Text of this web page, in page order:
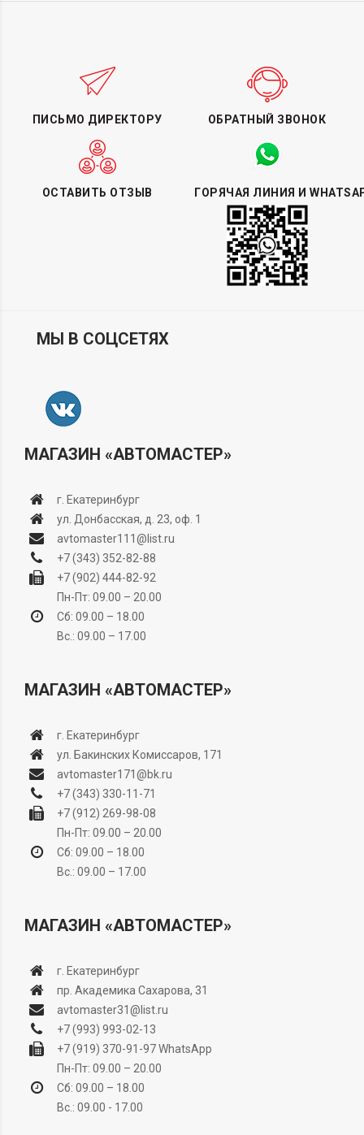
ПИСЬМО ДИРЕКТОРУ ОБРАТНЫЙ ЗВОНОК
ОСТАВИТЬ ОТЗЫВ ГОРЯЧАЯ ЛИНИЯ И
МЫ В СОЦСЕТЯХ
МАГАЗИН «АВТОМАСТЕР»
г. Екатеринбург
ул. Донбасская, д. 23, оф. 1
avtomaster111@list.ru
+7 (343) 352-82-88
+7 (902) 444-82-92
Пн-Пт: 09.00 – 20.00
Сб: 09.00 – 18.00
Вс.: 09.00 – 17.00
МАГАЗИН «АВТОМАСТЕР»
г. Екатеринбург
ул. Бакинских Комиссаров, 171
avtomaster171@bk.ru
+7 (343) 330-11-71
+7 (912) 269-98-08
Пн-Пт: 09.00 – 20.00
Сб: 09.00 – 18.00
Вс.: 09.00 – 17.00
МАГАЗИН «АВТОМАСТЕР»
г. Екатеринбург
пр. Академика Сахарова, 31
avtomaster31@list.ru
+7 (993) 993-02-13
+7 (919) 370-91-97WhatsApp
Пн-Пт: 09.00 – 20.00
Сб: 09.00 – 18.00
Вс.: 09.00 - 17.00